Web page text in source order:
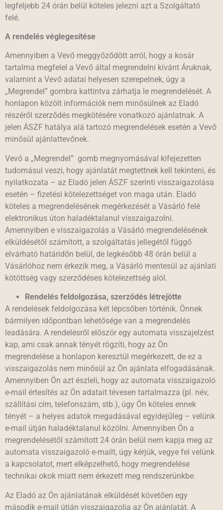
legfeljebb 24 órán belül köteles jelezni azt a Szolgáltató
felé.
A rendelés véglegesítése
Amennyiben a Vevő meggyőződött arról, hogy a kosár
tartalma megfelel a Vevő által megrendelni kívánt Áruknak,
valamint a Vevő adatai helyesen szerepelnek, úgy a
„Megrendel” gombra kattintva zárhatja le megrendelését. A
honlapon közölt információk nem minősülnek az Eladó
részéről szerződés megkötésére vonatkozó ajánlatnak. A
jelen ÁSZF hatálya alá tartozó megrendelések esetén a Vevő
minősül ajánlattevőnek.
Vevő a „Megrendel” gomb megnyomásával kifejezetten
tudomásul veszi, hogy ajánlatát megtettnek kell tekinteni, és
nyilatkozata – az Eladó jelen ÁSZF szerinti visszaigazolása
esetén – fizetési kötelezettséget von maga után. Eladó
köteles a megrendelésének megérkezését a Vásárló felé
elektronikus úton haladéktalanul visszaigazolni.
Amennyiben e visszaigazolás a Vásárló megrendelésének
elküldésétől számított, a szolgáltatás jellegétől függő
elvárható határidőn belül, de legkésőbb 48 órán belül a
Vásárlóhoz nem érkezik meg, a Vásárló mentesül az ajánlati
kötöttség vagy szerződéses kötelezettség alól.
Rendelés feldolgozása, szerződés létrejötte
A rendelések feldolgozása két lépcsőben történik. Önnek
bármilyen időpontban lehetősége van a megrendelés
leadására. A rendelésről először egy automata visszajelzést
kap, ami csak annak tényét rögzíti, hogy az Ön
megrendelése a honlapon keresztül megérkezett, de ez a
visszaigazolás nem minősül az Ön ajánlata elfogadásának.
Amennyiben Ön azt észleli, hogy az automata visszaigazoló
e-mail értesítés az Ön adatait tévesen tartalmazza (pl. név,
szállítási cím, telefonszám, stb.), úgy Ön köteles ennek
tényét – a helyes adatok megadásával egyidejűleg – velünk
e-mail útján haladéktalanul közölni. Amennyiben Ön a
megrendelésétől számított 24 órán belül nem kapja meg az
automata visszaigazoló e-mailt, úgy kérjük, vegye fel velünk
a kapcsolatot, mert elképzelhető, hogy megrendelése
technikai okok miatt nem érkezett meg rendszerünkbe.
Az Eladó az Ön ajánlatának elküldését követően egy
második e-mail útján visszaigazolja az Ön ajánlatát. A